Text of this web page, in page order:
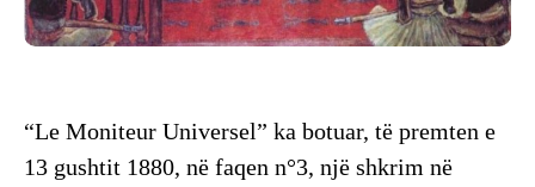
“Le Moniteur Universel” ka botuar, të premten e
13 gushtit 1880, në faqen n°3, një shkrim në